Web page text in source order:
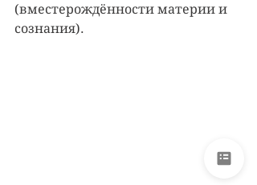
(вместерождённости материи и
сознания).